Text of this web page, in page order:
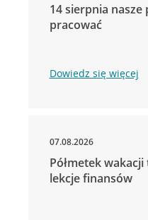
14 sierpnia nasze
pracować
Dowiedz się więcej
07.08.2026
Półmetek
lekcje finansów